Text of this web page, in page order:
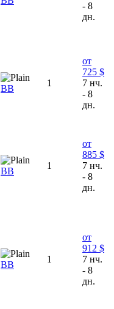
- 8
дн.
ВВ
1
от
725 $
7 нч.
- 8
дн.
ВВ
1
от
885 $
7 нч.
- 8
дн.
ВВ
1
от
912 $
7 нч.
- 8
дн.